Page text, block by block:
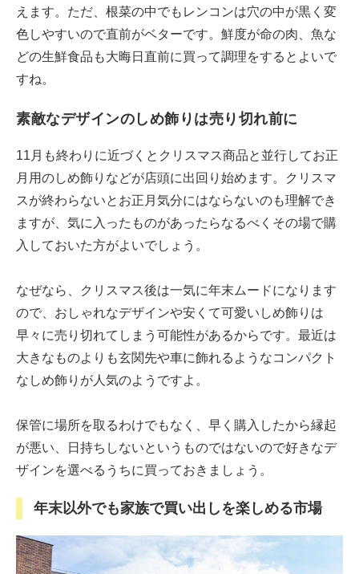
えます。ただ、根菜の中でもレンコンは穴の中が黒く変
色しやすいので直前がベターです。鮮度が命の肉、魚な
どの生鮮食品も大晦日直前に買って調理をするとよいで
すね。
素敵なデザインのしめ飾りは売り切れ前に
11月も終わりに近づくとクリスマス商品と並行してお正
月用のしめ飾りなどが店頭に出回り始めます。クリスマ
スが終わらないとお正月気分にはならないのも理解でき
ますが、気に入ったものがあったらなるべくその場で購
入しておいた方がよいでしょう。
なぜなら、クリスマス後は一気に年末ムードになります
ので、おしゃれなデザインや安くて可愛いしめ飾りは
早々に売り切れてしまう可能性があるからです。最近は
大きなものよりも玄関先や車に飾れるようなコンパクト
なしめ飾りが人気のようですよ。
保管に場所を取るわけでもなく、早く購入したから縁起
が悪い、日持ちしないというものではないので好きなデ
ザインを選べるうちに買っておきましょう。
年末以外でも家族で買い出しを楽しめる市場